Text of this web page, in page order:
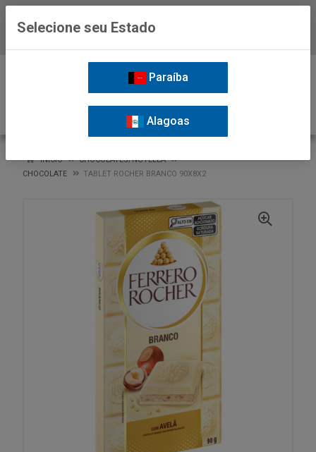
INÍCIO
CHOCOLATES/NUTELLA
CHOCOLATE
TABLET ROCHER BRANCO 90X8X2
Selecione seu Estado
Paraíba
Alagoas